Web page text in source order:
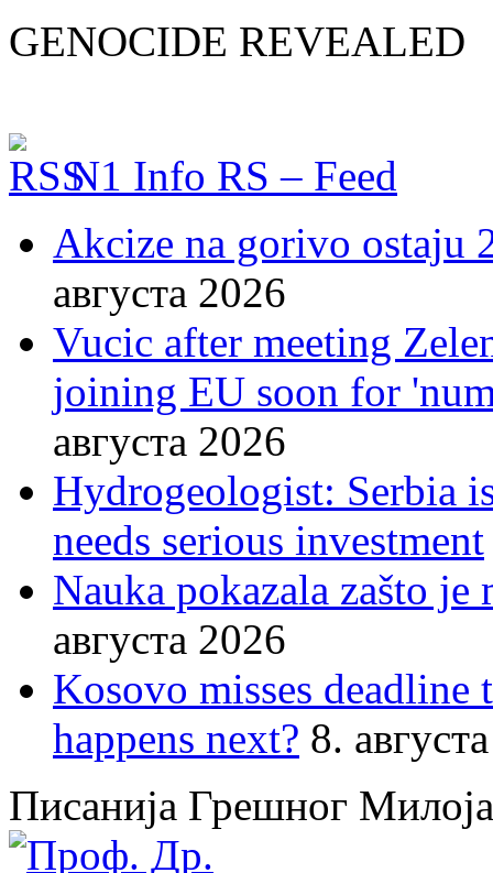
GENOCIDE REVEALED
N1 Info RS – Feed
Akcize na gorivo ostaju
августа 2026
Vucic after meeting
joining EU soon for
августа 2026
Hydrogeologist: Serbia
needs serious investment
Nauka pokazala zašto
августа 2026
Kosovo misses
happens next? 8.
Писанија Грешног Милоја